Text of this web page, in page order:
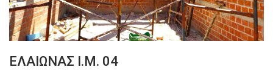
ΕΛΑΙΩΝΑΣ Ι.Μ. 04